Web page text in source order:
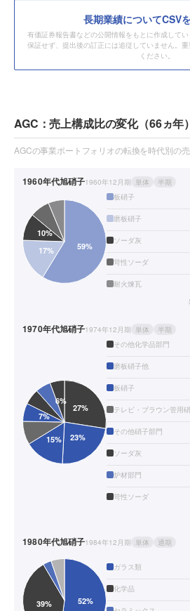
長期業績についてCSV
有価証券報告書などの公開情報をもとに作成して
保証せず、提出後の訂正には追従していません。
ください。
AGC：売上構成比の変化（66ヵ年）
AGCの事業ポートフォリオの転換を時代別の
1960年代旭硝子1960年12月期 単体
半期
板硝子
磨板硝子
ソーダ灰
苛性ソーダ
耐火煉瓦
1970年代旭硝子1974年12月期 単体
半期
その他化学品部門
磨板硝子他
板硝子
テレビ・ブラウン管用
その他硝子部門
ソーダ灰
炉材部門
苛性ソーダ
1980年代旭硝子1984年12月期 単体 通期
ガラス類
化学品